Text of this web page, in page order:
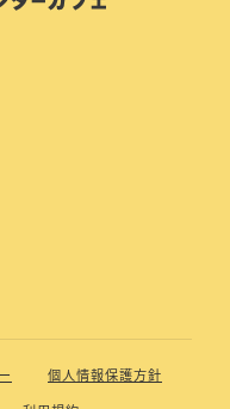
個人情報保護方針